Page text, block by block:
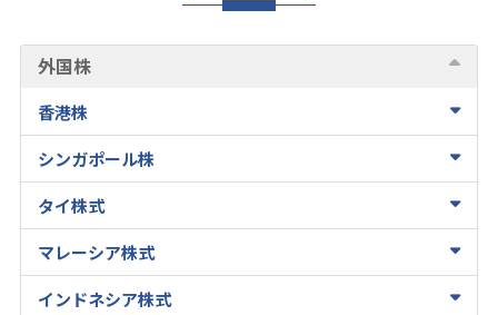
外国株
香港株
シンガポール株
タイ株式
マレーシア株式
インドネシア株式